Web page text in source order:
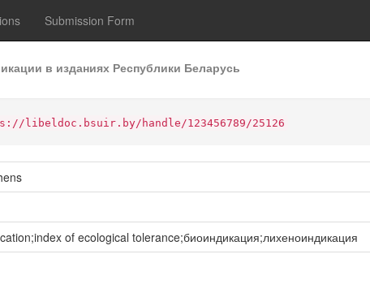
Submission Form
в изданиях Республики Беларусь
libeldoc.bsuir.by/handle/123456789/25126
of ecological tolerance;биоиндикация;лихеноиндикация